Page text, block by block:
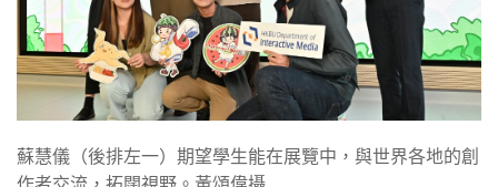
蘇慧儀（後排左一）期望學生能在展覽中，與世界各地的創